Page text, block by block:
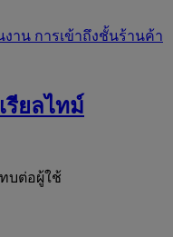
งาน การเข้าถึงชั้นร้านค้า
ยลไทม์
บต่อผู้ใช้